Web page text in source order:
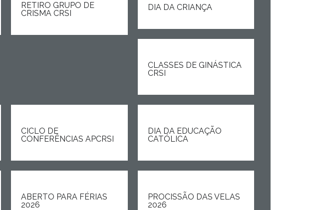
RETIRO GRUPO DE
CRISMA CRSI
DIA DA CRIANÇA
CLASSES DE GINÁSTICA
CRSI
CICLO DE
CONFERÊNCIAS APCRSI
DIA DA EDUCAÇÃO
CATÓLICA
ABERTO PARA FÉRIAS
2026
PROCISSÃO DAS VELAS
2026